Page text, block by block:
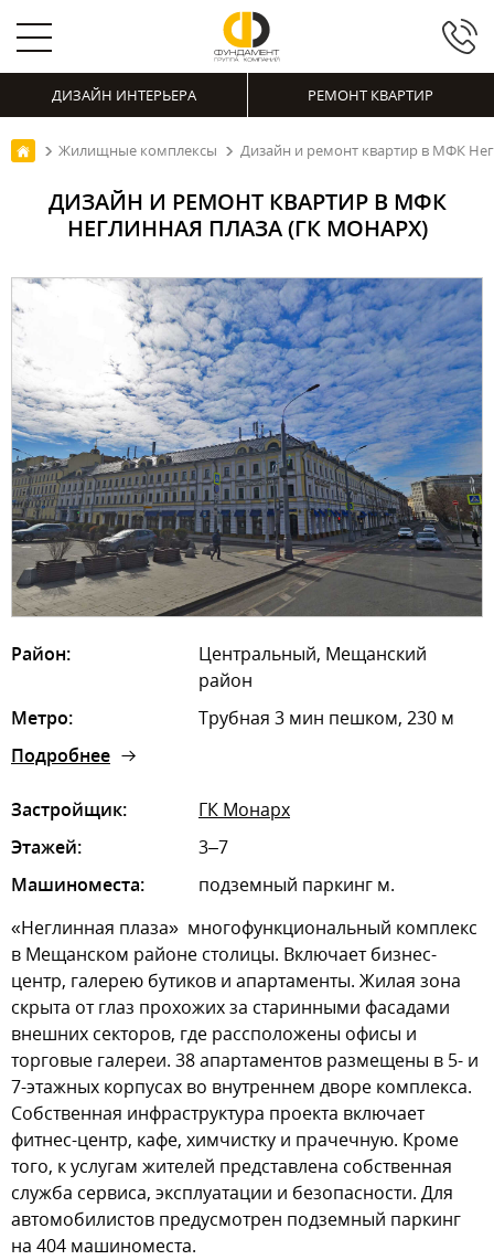
ДИЗАЙН ИНТЕРЬЕРА РЕМОНТ КВАРТИР
Жилищные комплексы Дизайн и ремонт квартир в МФК
ДИЗАЙН И РЕМОНТ КВАРТИР В МФК
НЕГЛИННАЯ ПЛАЗА (ГК МОНАРХ)
Район:
Центральный, Мещанский
район
Метро:
Трубная 3 мин пешком, 230 м
Подробнее
Застройщик:
ГК Монарх
Этажей:
3–7
Машиноместа:
подземный паркинг м.
«Неглинная плаза»  многофункциональный комплекс
в Мещанском районе столицы. Включает бизнес-
центр, галерею бутиков и апартаменты. Жилая зона
скрыта от глаз прохожих за старинными фасадами
внешних секторов, где рассположены офисы и
торговые галереи. 38 апартаментов размещены в 5- и
7-этажных корпусах во внутреннем дворе комплекса.
Собственная инфраструктура проекта включает
фитнес-центр, кафе, химчистку и прачечную. Кроме
того, к услугам жителей представлена собственная
служба сервиса, эксплуатации и безопасности. Для
автомобилистов предусмотрен подземный паркинг
на 404 машиноместа.